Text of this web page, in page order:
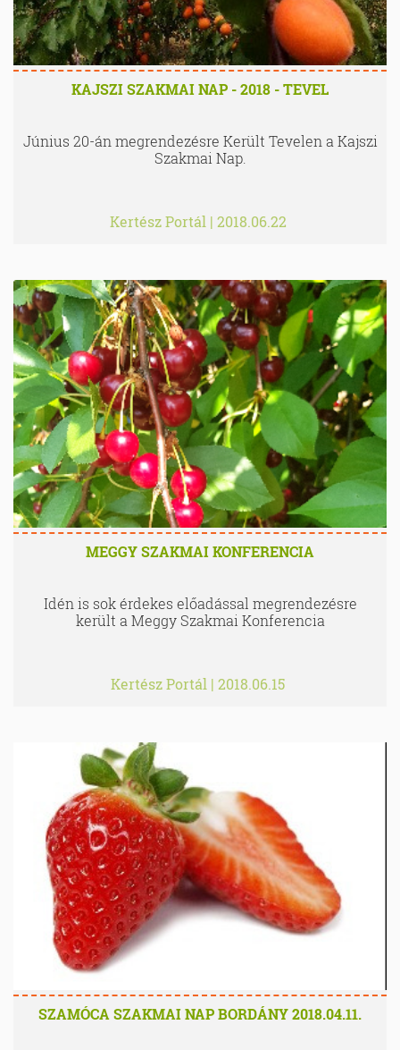
KAJSZI SZAKMAI NAP - 2018 - TEVEL
Június 20-án megrendezésre Került Tevelen a Kajszi
Szakmai Nap.
Kertész Portál | 2018.06.22
MEGGY SZAKMAI KONFERENCIA
Idén is sok érdekes előadással megrendezésre
került a Meggy Szakmai Konferencia
Kertész Portál | 2018.06.15
SZAMÓCA SZAKMAI NAP BORDÁNY 2018.04.11.